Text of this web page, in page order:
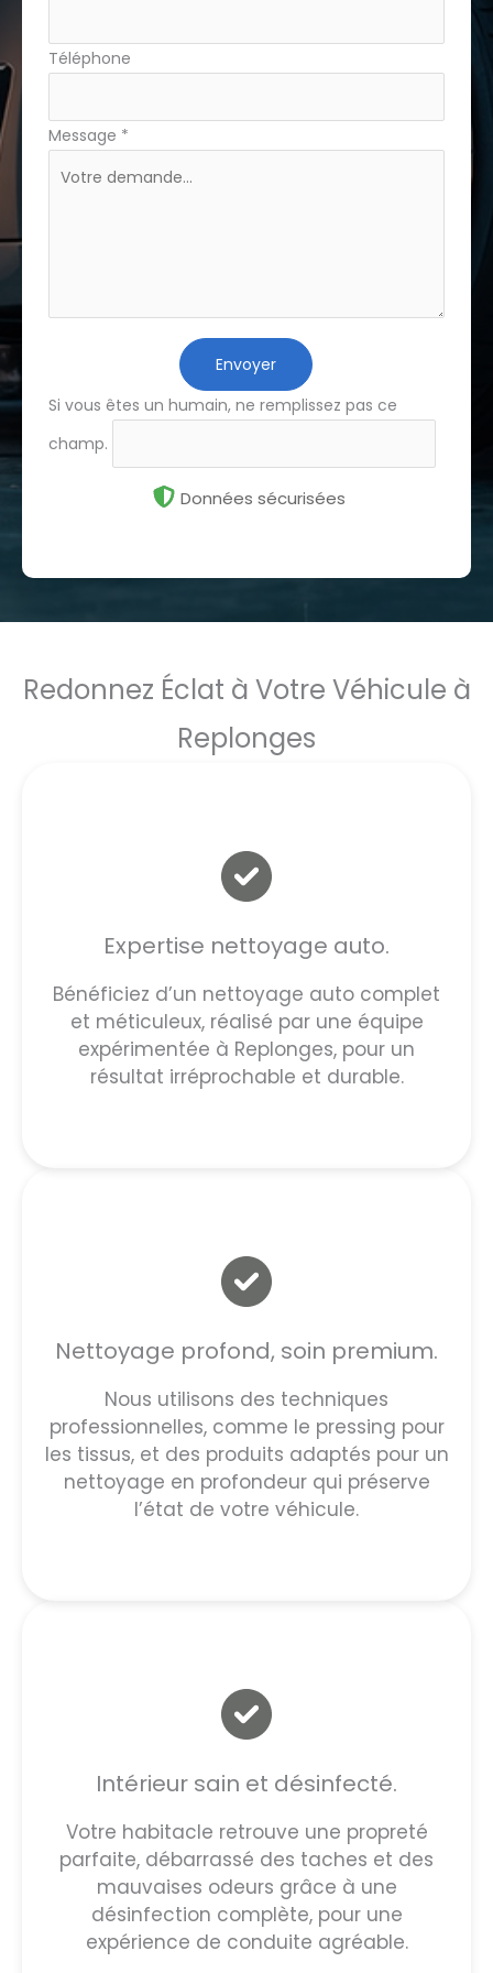
Téléphone
Message *
Envoyer
Si vous êtes un humain, ne remplissez pas ce
champ.
Données sécurisées
Redonnez Éclat à Votre Véhicule à
Replonges
Expertise nettoyage auto.
Bénéficiez d’un nettoyage auto complet
et méticuleux, réalisé par une équipe
expérimentée à Replonges, pour un
résultat irréprochable et durable.
Nettoyage profond, soin premium.
Nous utilisons des techniques
professionnelles, comme le pressing pour
les tissus, et des produits adaptés pour un
nettoyage en profondeur qui préserve
l’état de votre véhicule.
Intérieur sain et désinfecté.
Votre habitacle retrouve une propreté
parfaite, débarrassé des taches et des
mauvaises odeurs grâce à une
désinfection complète, pour une
expérience de conduite agréable.